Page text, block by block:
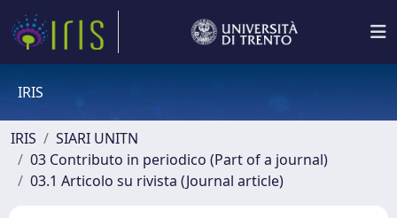
IRIS
IRIS
SIARI UNITN
03 Contributo in periodico (Part of a journal)
03.1 Articolo su rivista (Journal article)